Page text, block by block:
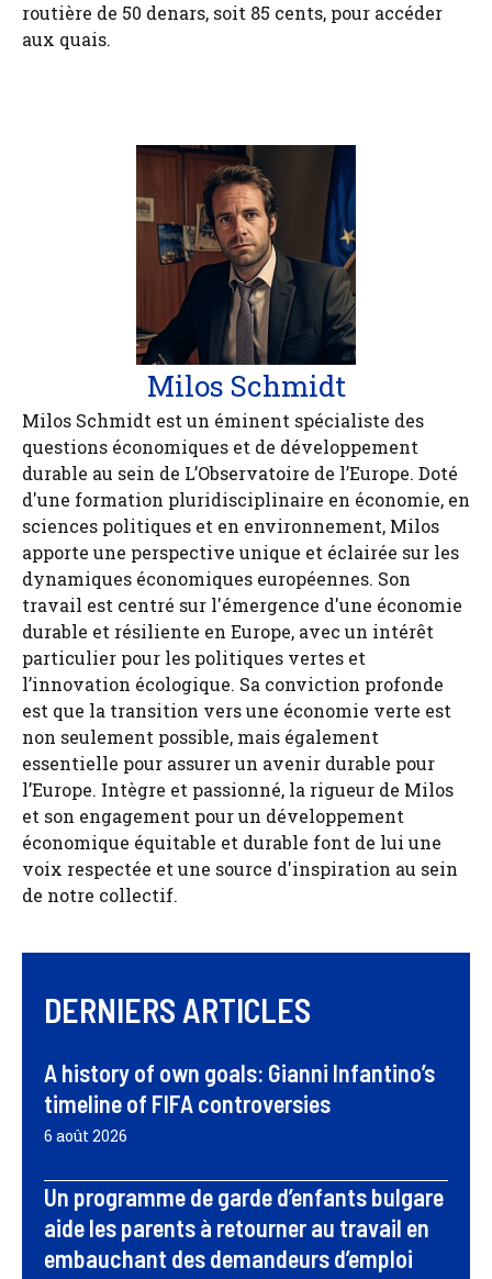
routière de 50 denars, soit 85 cents, pour accéder
aux quais.
Milos Schmidt
Milos Schmidt est un éminent spécialiste des
questions économiques et de développement
durable au sein de L’Observatoire de l’Europe. Doté
d'une formation pluridisciplinaire en économie, en
sciences politiques et en environnement, Milos
apporte une perspective unique et éclairée sur les
dynamiques économiques européennes. Son
travail est centré sur l'émergence d'une économie
durable et résiliente en Europe, avec un intérêt
particulier pour les politiques vertes et
l’innovation écologique. Sa conviction profonde
est que la transition vers une économie verte est
non seulement possible, mais également
essentielle pour assurer un avenir durable pour
l’Europe. Intègre et passionné, la rigueur de Milos
et son engagement pour un développement
économique équitable et durable font de lui une
voix respectée et une source d'inspiration au sein
de notre collectif.
DERNIERS ARTICLES
A history of own goals: Gianni Infantino’s
timeline of FIFA controversies
6 août 2026
Un programme de garde d’enfants bulgare
aide les parents à retourner au travail en
embauchant des demandeurs d’emploi